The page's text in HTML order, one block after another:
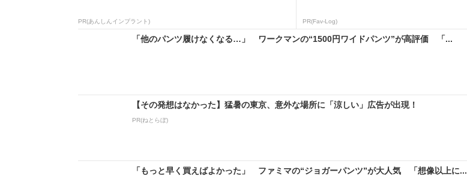
PR(あんしんインプラント) PR(Fav-Log)
「他のパンツ履けなくなる…」 ワークマンの“1500円ワイドパンツ”が高評価 「...
【その発想はなかった】猛暑の東京、意外な場所に「涼しい」広告が出現！
PR(ねとらぼ)
「もっと早く買えばよかった」 ファミマの“ジョガーパンツ”が大人気 「想像以上に...